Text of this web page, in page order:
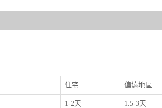
住宅 偏遠地區
1-2天 1.5-3天